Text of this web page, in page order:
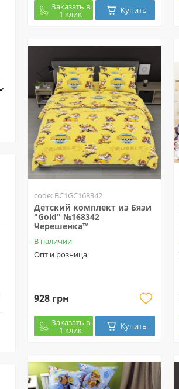
Заказать в
1 клик Купить
code: BC1GC168342
Детский комплект из Бязи
"Gold" №168342
Черешенка™
В наличии
Опт и розница
928 грн
Заказать в
1 клик Купить